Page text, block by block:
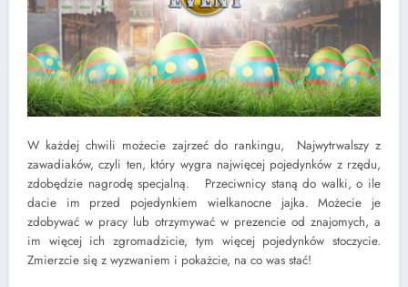
W każdej chwili możecie zajrzeć do rankingu, Najwytrwalszy z
zawadiaków, czyli ten, który wygra najwięcej pojedynków z rzędu,
zdobędzie nagrodę specjalną. Przeciwnicy staną do walki, o ile
dacie im przed pojedynkiem wielkanocne jajka. Możecie je
zdobywać w pracy lub otrzymywać w prezencie od znajomych, a
im więcej ich zgromadzicie, tym więcej pojedynków stoczycie.
Zmierzcie się z wyzwaniem i pokażcie, na co was stać!